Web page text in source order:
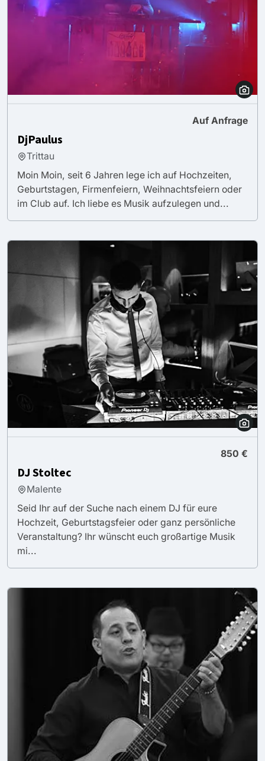
Auf Anfrage
DjPaulus
Trittau
Moin Moin, seit 6 Jahren lege ich auf Hochzeiten,
Geburtstagen, Firmenfeiern, Weihnachtsfeiern oder
im Club auf. Ich liebe es Musik aufzulegen und...
850 €
DJ Stoltec
Malente
Seid Ihr auf der Suche nach einem DJ für eure
Hochzeit, Geburtstagsfeier oder ganz persönliche
Veranstaltung? Ihr wünscht euch großartige Musik
mi...